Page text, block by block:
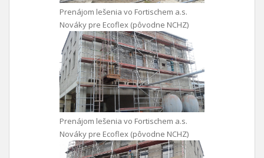
Prenájom lešenia vo Fortischem a.s.
Nováky pre Ecoflex (pôvodne NCHZ)
Prenájom lešenia vo Fortischem a.s.
Nováky pre Ecoflex (pôvodne NCHZ)